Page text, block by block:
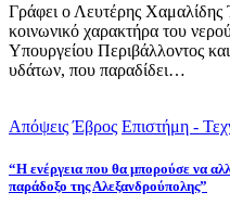
Γράφει ο Λευτέρης
κοινωνικό χαρακτήρα του
Υπουργείου Περιβάλλοντος
υδάτων, που παραδίδει…
Απόψεις Έβρος Επιστήμη -
“Η ενέργεια που θα μπορούσε να
παράδοξο της Αλεξανδρούπολης”